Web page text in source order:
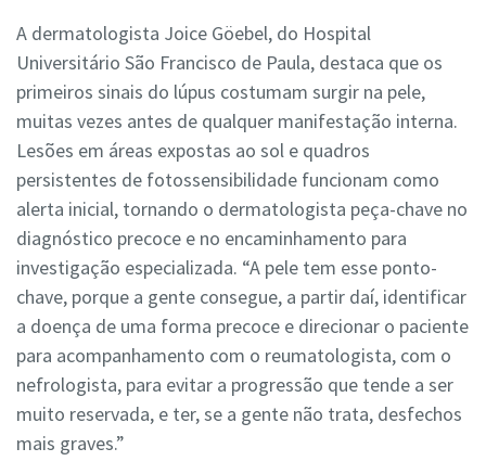
A dermatologista Joice Göebel, do Hospital
Universitário São Francisco de Paula, destaca que os
primeiros sinais do lúpus costumam surgir na pele,
muitas vezes antes de qualquer manifestação interna.
Lesões em áreas expostas ao sol e quadros
persistentes de fotossensibilidade funcionam como
alerta inicial, tornando o dermatologista peça-chave no
diagnóstico precoce e no encaminhamento para
investigação especializada. “A pele tem esse ponto-
chave, porque a gente consegue, a partir daí, identificar
a doença de uma forma precoce e direcionar o paciente
para acompanhamento com o reumatologista, com o
nefrologista, para evitar a progressão que tende a ser
muito reservada, e ter, se a gente não trata, desfechos
mais graves.”